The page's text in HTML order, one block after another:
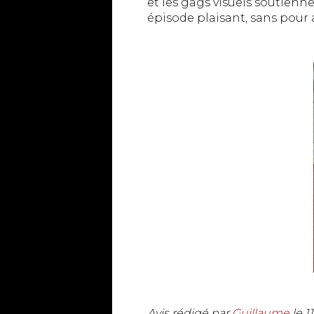
épisode plaisant, sans